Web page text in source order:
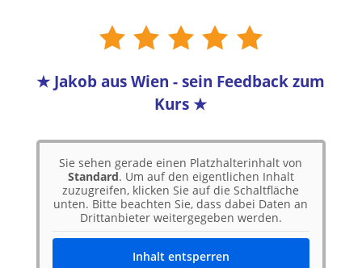
★ Jakobaus Wien - sein Feedback zum
Kurs ★
Sie sehen gerade einen Platzhalterinhalt von
Standard. Um auf den eigentlichen Inhalt
zuzugreifen, klicken Sie auf die Schaltfläche
unten. Bitte beachten Sie, dass dabei Daten an
Drittanbieter weitergegeben werden.
Inhalt entsperren